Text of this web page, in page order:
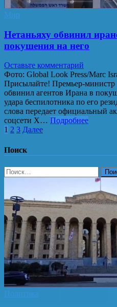
Мир
Нетаньяху обвинил
покушения на него
Оставьте комментарий
Фото: Global Look Press/Marc
Присылайте! Премьер-
обвинил агентов Ирана в
удара беспилотника по его
слова передает официальный
соцсети X… Подробнее
Пагинация
записей
1 2 3 Далее
Поиск
Найти:
Политика